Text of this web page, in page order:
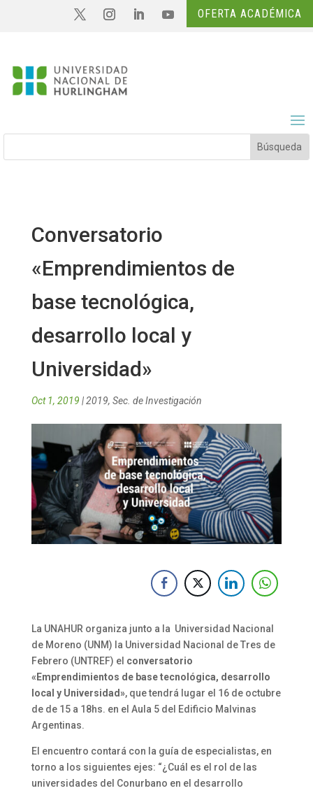
OFERTA ACADÉMICA
Conversatorio
«Emprendimientos de
base tecnológica,
desarrollo local y
Universidad»
Oct 1, 2019 |2019, Sec. de Investigación
La UNAHUR organiza junto a la Universidad Nacional
de Moreno (UNM) la Universidad Nacional de Tres de
Febrero (UNTREF) el conversatorio
«Emprendimientos de base tecnológica, desarrollo
local y Universidad», que tendrá lugar el 16 de octubre
de de 15 a 18hs. en el Aula 5 del Edificio Malvinas
Argentinas.
El encuentro contará con la guía de especialistas, en
torno a los siguientes ejes: “¿Cuál es el rol de las
universidades del Conurbano en el desarrollo